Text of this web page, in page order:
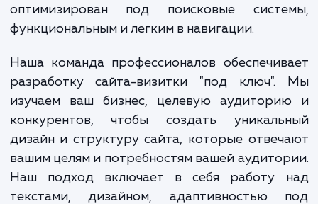
простоту и скорость разработки,
стоимость, а также возможность
ключевых преимуществ вашего
то же время, даже несмотря на
компактность, такой сайт должен
оптимизирован под поисковые
функциональным и легким в навигации.
Наша команда профессионалов
разработку сайта-визитки "под